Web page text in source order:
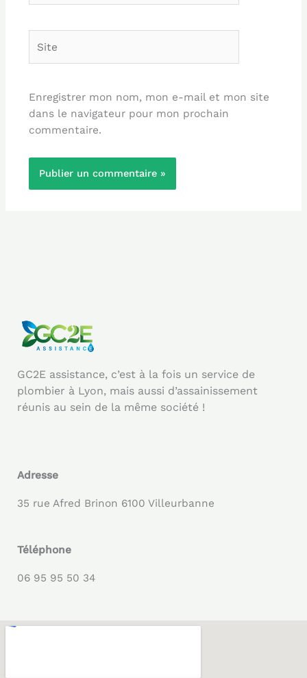
Enregistrer mon nom, mon e-mail et mon site
dans le navigateur pour mon prochain
commentaire.
GC2E assistance, c’est à la fois un service de
plombier à Lyon, mais aussi d’assainissement
réunis au sein de la même société !
Adresse
35 rue Afred Brinon 6100 Villeurbanne
Téléphone
06 95 95 50 34